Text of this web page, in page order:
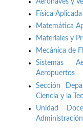
Física
Matemática
Materiales y
Mecánica de
Sistemas
Aeropuertos
Sección
Ciencia y la
Unidad